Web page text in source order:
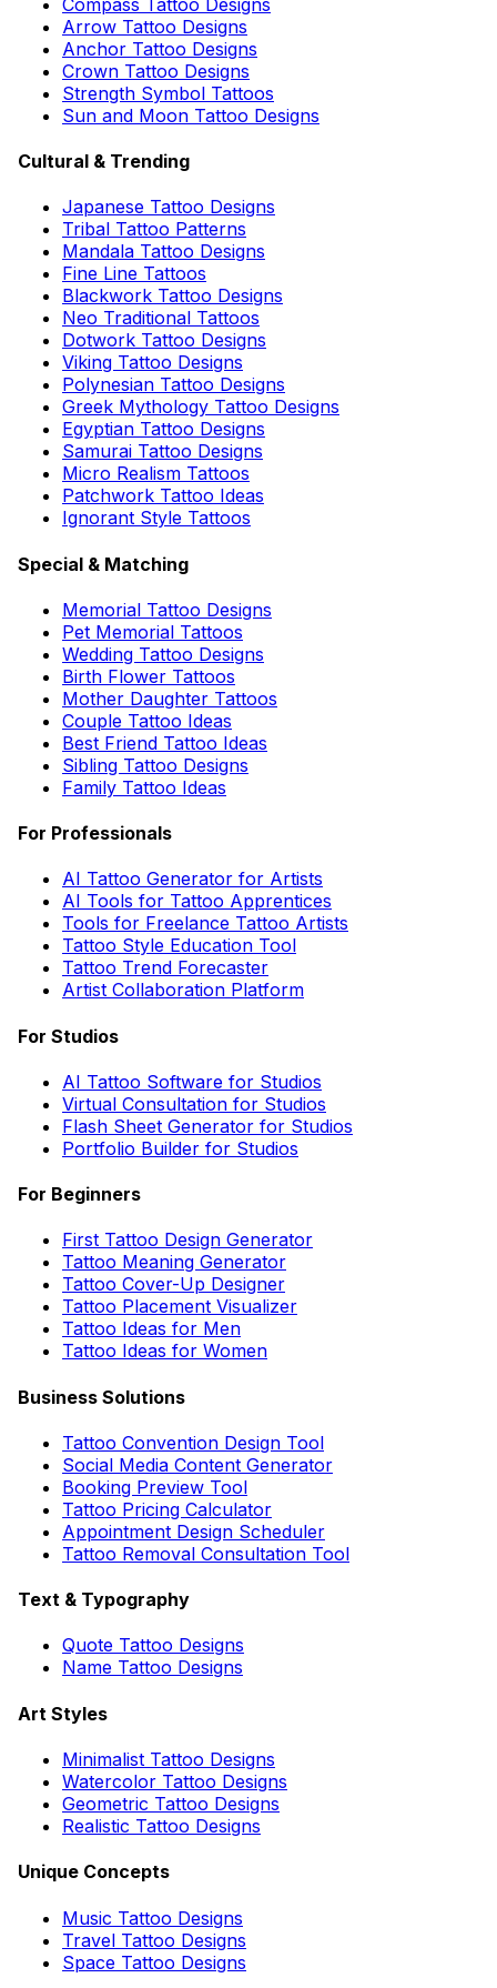
Arrow Tattoo Designs
Anchor Tattoo Designs
Crown Tattoo Designs
Strength Symbol Tattoos
Sun and Moon Tattoo Designs
Cultural & Trending
Japanese Tattoo Designs
Tribal Tattoo Patterns
Mandala Tattoo Designs
Fine Line Tattoos
Blackwork Tattoo Designs
Neo Traditional Tattoos
Dotwork Tattoo Designs
Viking Tattoo Designs
Polynesian Tattoo Designs
Greek Mythology Tattoo Designs
Egyptian Tattoo Designs
Samurai Tattoo Designs
Micro Realism Tattoos
Patchwork Tattoo Ideas
Ignorant Style Tattoos
Special & Matching
Memorial Tattoo Designs
Pet Memorial Tattoos
Wedding Tattoo Designs
Birth Flower Tattoos
Mother Daughter Tattoos
Couple Tattoo Ideas
Best Friend Tattoo Ideas
Sibling Tattoo Designs
Family Tattoo Ideas
For Professionals
AI Tattoo Generator for Artists
AI Tools for Tattoo Apprentices
Tools for Freelance Tattoo Artists
Tattoo Style Education Tool
Tattoo Trend Forecaster
Artist Collaboration Platform
For Studios
AI Tattoo Software for Studios
Virtual Consultation for Studios
Flash Sheet Generator for Studios
Portfolio Builder for Studios
For Beginners
First Tattoo Design Generator
Tattoo Meaning Generator
Tattoo Cover-Up Designer
Tattoo Placement Visualizer
Tattoo Ideas for Men
Tattoo Ideas for Women
Business Solutions
Tattoo Convention Design Tool
Social Media Content Generator
Booking Preview Tool
Tattoo Pricing Calculator
Appointment Design Scheduler
Tattoo Removal Consultation Tool
Text & Typography
Quote Tattoo Designs
Name Tattoo Designs
Art Styles
Minimalist Tattoo Designs
Watercolor Tattoo Designs
Geometric Tattoo Designs
Realistic Tattoo Designs
Unique Concepts
Music Tattoo Designs
Travel Tattoo Designs
Space Tattoo Designs